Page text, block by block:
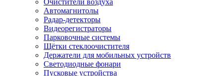
Очистители воздуха
Автомагнитолы
Радар-детекторы
Видеорегистраторы
Парковочные системы
Щётки стеклоочистителя
Держатели для мобильных устройств
Светодиодные фонари
Пусковые устройства